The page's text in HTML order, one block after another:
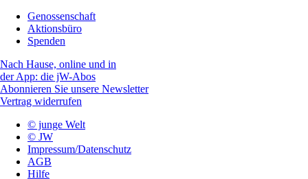
Genossenschaft
Aktionsbüro
Spenden
Nach Hause, online und in
der App: die jW-Abos
Abonnieren Sie unsere Newsletter
Vertrag widerrufen
© junge Welt
© JW
Impressum/Datenschutz
AGB
Hilfe